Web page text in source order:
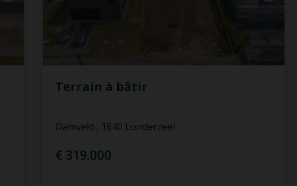
Terrain à bâtir
Damveld , 1840 Londerzeel
€ 319.000